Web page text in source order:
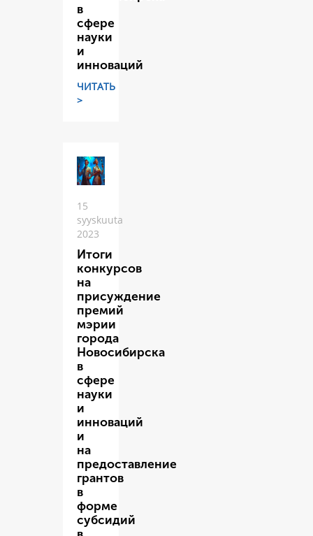
в
сфере
науки
и
инноваций
ЧИТАТЬ
>
15
syyskuuta
2023
Итоги
конкурсов
на
присуждение
премий
мэрии
города
Новосибирска
в
сфере
науки
и
инноваций
и
на
предоставление
грантов
в
форме
субсидий